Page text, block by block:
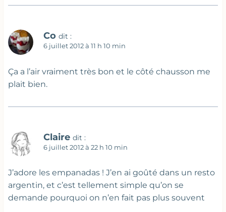
Co dit :
6 juillet 2012 à 11 h 10 min
Ça a l’air vraiment très bon et le côté chausson me
plait bien.
Claire dit :
6 juillet 2012 à 22 h 10 min
J’adore les empanadas ! J’en ai goûté dans un resto
argentin, et c’est tellement simple qu’on se
demande pourquoi on n’en fait pas plus souvent